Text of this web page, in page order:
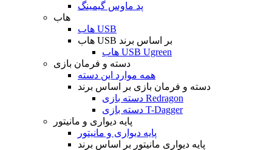
پد ماوس گیمینگ
هاب
هاب USB
هاب USB بر اساس برند
هاب USB Ugreen
دسته و فرمان بازی
همه موارد این دسته
دسته و فرمان بازی بر اساس برند
دسته بازی Redragon
دسته بازی T-Dagger
پایه دیواری و مانیتور
پایه دیواری و مانیتور
پایه دیواری مانیتور بر اساس برند